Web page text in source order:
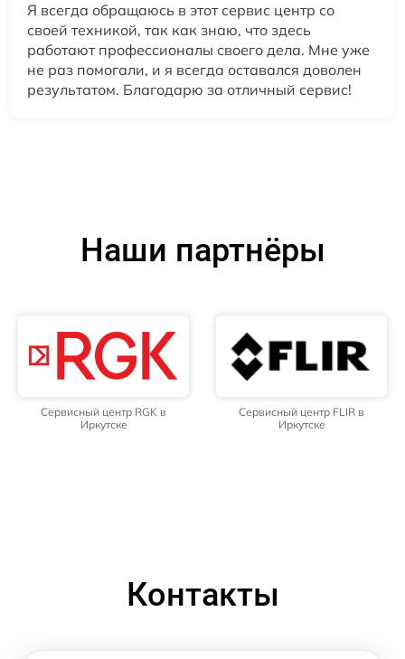
Я всегда обращаюсь в этот сервис центр со
своей техникой, так как знаю, что здесь
работают профессионалы своего дела. Мне уже
не раз помогали, и я всегда оставался доволен
результатом. Благодарю за отличный сервис!
Наши партнёры
Сервисный центр RGK в
Иркутске
Сервисный центр FLIR в
Иркутске
Контакты